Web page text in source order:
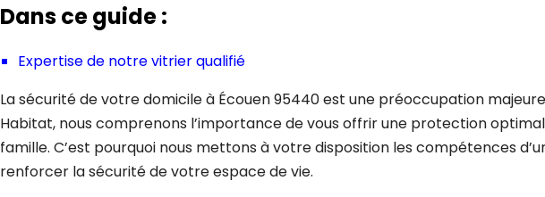
Dans ce guide :
Expertise de notre vitrier qualifié
La sécurité de votre domicile à Écouen 95440 est une préoccupation
Habitat, nous comprenons l’importance de vous offrir une protection
famille. C’est pourquoi nous mettons à votre disposition les compétences
renforcer la sécurité de votre espace de vie.